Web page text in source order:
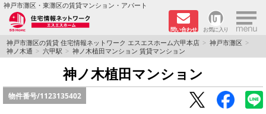
神戸市灘区・東灘区の賃貸マンション・アパート
問い合わせ お気に入り ×
TOPページ
学生さん向け物件
神戸市灘区の賃貸 住宅情報ネットワーク エスエスホーム六甲本店
神戸市灘区
神ノ木通
六甲駅 神ノ木植田マンション 賃貸マンション
神ノ木植田マンション
物件番号/1123135402